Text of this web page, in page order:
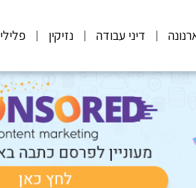
דיני עבודה נזיקין פלילי